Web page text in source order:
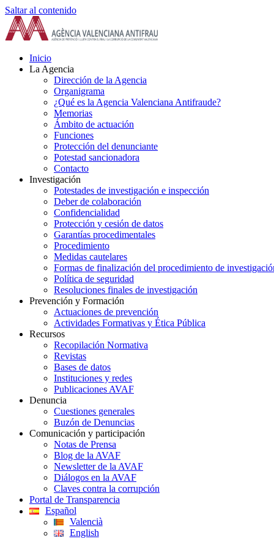
Saltar al contenido
Inicio
La Agencia
Dirección de la Agencia
Organigrama
¿Qué es la Agencia Valenciana Antifraude?
Memorias
Ámbito de actuación
Funciones
Protección del denunciante
Potestad sancionadora
Contacto
Investigación
Potestades de investigación e inspección
Deber de colaboración
Confidencialidad
Protección y cesión de datos
Garantías procedimentales
Procedimiento
Medidas cautelares
Formas de finalización del procedimiento de
Política de seguridad
Resoluciones finales de investigación
Prevención y Formación
Actuaciones de prevención
Actividades Formativas y Ética Pública
Recursos
Recopilación Normativa
Revistas
Bases de datos
Instituciones y redes
Publicaciones AVAF
Denuncia
Cuestiones generales
Buzón de Denuncias
Comunicación y participación
Notas de Prensa
Blog de la AVAF
Newsletter de la AVAF
Diálogos en la AVAF
Claves contra la corrupción
Portal de Transparencia
Español
Valencià
English